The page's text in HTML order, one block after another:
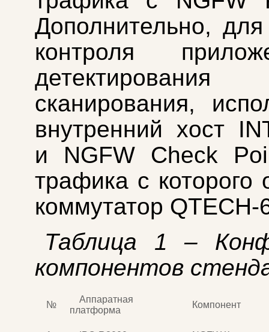
Дополнительно,
контроля
детектирования
сканирования,
внутренний хост
и NGFW Check
трафика с которого
коммутатор QTECH-
Таблица 1 –
компонентов
№
Аппаратная
платформа
Компонент